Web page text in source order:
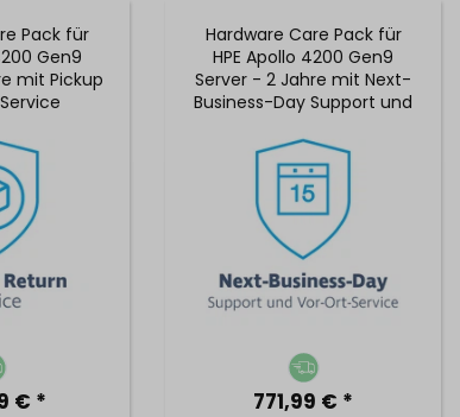
Pack für
Gen9
mit Pickup
€ *
Hardware Care Pack für
HPE Apollo 4200 Gen9
Server - 2 Jahre mit Next-
Business-Day Support und
771,99 € *